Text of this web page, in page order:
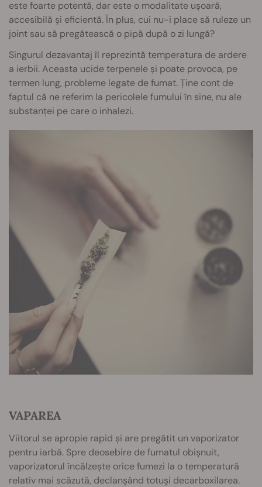
este foarte potentă, dar este o modalitate ușoară,
accesibilă și eficientă. În plus, cui nu-i place să ruleze un
joint sau să pregătească o pipă după o zi lungă?
Singurul dezavantaj îl reprezintă temperatura de ardere
a ierbii. Aceasta ucide terpenele și poate provoca, pe
termen lung, probleme legate de fumat. Ține cont de
faptul că ne referim la pericolele fumului în sine, nu ale
substanței pe care o inhalezi.
VAPAREA
Viitorul se apropie rapid și are pregătit un vaporizator
pentru iarbă. Spre deosebire de fumatul obișnuit,
vaporizatorul încălzește orice fumezi la o temperatură
relativ mai scăzută, declanșând totuși decarboxilarea.